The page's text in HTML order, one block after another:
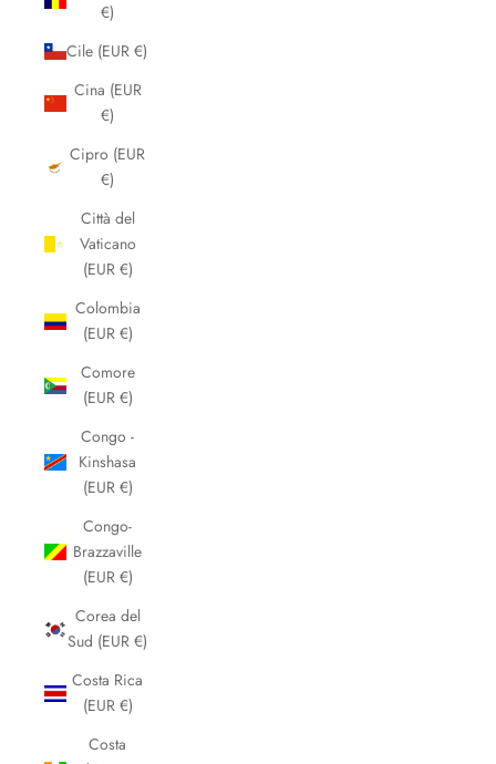
€)
Cile (EUR €)
Cina (EUR
€)
Cipro (EUR
€)
Città del
Vaticano
(EUR €)
Colombia
(EUR €)
Comore
(EUR €)
Congo -
Kinshasa
(EUR €)
Congo-
Brazzaville
(EUR €)
Corea del
Sud (EUR €)
Costa Rica
(EUR €)
Costa